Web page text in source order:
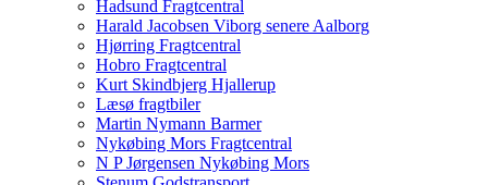
Hadsund Fragtcentral
Harald Jacobsen Viborg senere Aalborg
Hjørring Fragtcentral
Hobro Fragtcentral
Kurt Skindbjerg Hjallerup
Læsø fragtbiler
Martin Nymann Barmer
Nykøbing Mors Fragtcentral
N P Jørgensen Nykøbing Mors